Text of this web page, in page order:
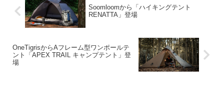
Soomloomから「ハイキングテント
RENATTA」登場
OneTigrisからAフレーム型ワンポールテ
ント「APEX TRAIL キャンプテント」登
場